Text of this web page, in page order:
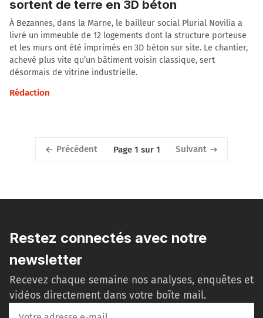
sortent de terre en 3D béton
À Bezannes, dans la Marne, le bailleur social Plurial Novilia a
livré un immeuble de 12 logements dont la structure porteuse
et les murs ont été imprimés en 3D béton sur site. Le chantier,
achevé plus vite qu’un bâtiment voisin classique, sert
désormais de vitrine industrielle.
Rédaction
Précédent Page 1 sur 1 Suivant
Restez connectés avec notre
newsletter
Recevez chaque semaine nos analyses, enquêtes et
vidéos directement dans votre boîte mail.